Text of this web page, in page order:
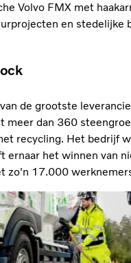
Volvo FMX met
en stedelijke
de grootste
meer dan 360
recycling. Het bedrijf
ernaar het winnen van
zo'n 17.000